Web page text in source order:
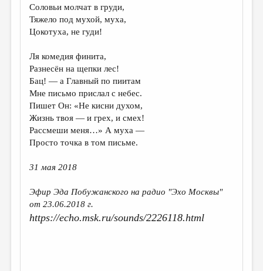
ИЗБРАННОЕ
ДАЙДЖЕСТ
ПРОИЗВЕДЕНИЯ
ПЕРЕВОДЫ
КОНКУРСЫ
ДЕТСКАЯ КОМНАТА
КНИЖНАЯ ПОЛКА
ОБЪЯВЛЕНИЯ
КОЛОНКА РЕДАКТОРА
Соловьи молчат в груди,
Тяжело под мухой, муха,
Цокотуха, не гуди!
Ля комедия финита,
Разнесён на щепки лес!
Бац! — а Главный по пиитам
Мне письмо прислал с небес.
Пишет Он: «Не кисни духом,
Жизнь твоя — и грех, и смех!
Рассмеши меня…» А муха —
Просто точка в том письме.
31 мая 2018
Эфир Эда Побужанского на радио "Эхо Москвы"
от 23.06.2018 г.
https://echo.msk.ru/sounds/2226118.html